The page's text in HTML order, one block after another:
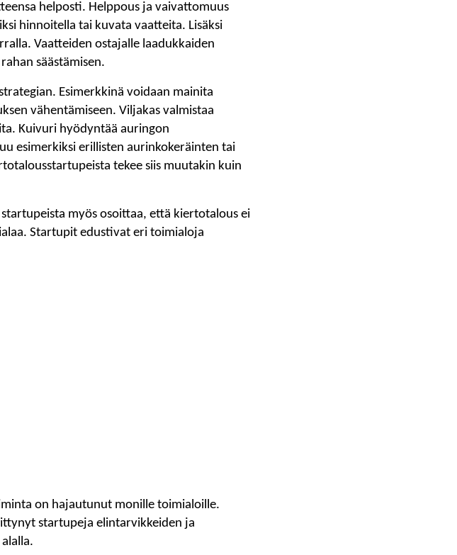
helposti. Helppous ja vaivattomuus
hinnoitella tai kuvata vaatteita. Lisäksi
Vaatteiden ostajalle laadukkaiden
säästämisen.
Esimerkkinä voidaan mainita
vähentämiseen. Viljakas valmistaa
Kuivuri hyödyntää auringon
esimerkiksi erillisten aurinkokeräinten tai
tekee siis muutakin kuin
myös osoittaa, että kiertotalous ei
Startupit edustivat eri toimialoja
on hajautunut monille toimialoille.
startupeja elintarvikkeiden ja